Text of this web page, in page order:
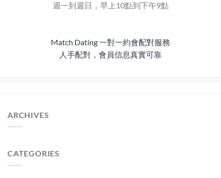
週一到週日，早上10點到下午9點
Match Dating 一對一約會配對服務
人手配對，會員信息真實可靠
ARCHIVES
CATEGORIES